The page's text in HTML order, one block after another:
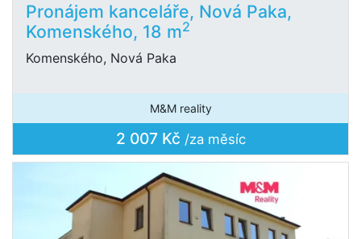
Pronájem kanceláře, Nová Paka,
Komenského, 18 m2
Komenského, Nová Paka
M&M reality
2 007 Kč /za měsíc